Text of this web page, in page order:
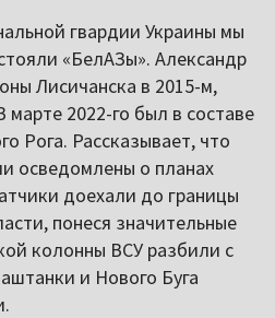
гвардии Украины мы
«БелАЗы». Александр
Лисичанска в 2015-м,
2022-го был в составе
Рога. Рассказывает, что
осведомлены о планах
доехали до границы
понеся значительные
колонны ВСУ разбили с
и Нового Буга